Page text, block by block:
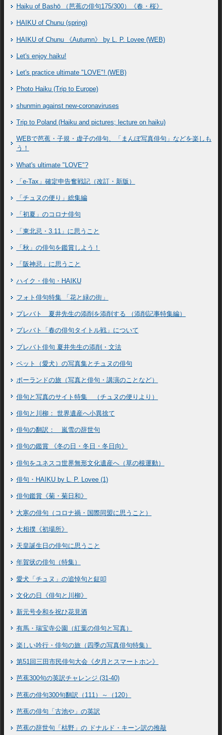
Haiku of Bashō （芭蕉の俳句175/300）《春・桜》
HAIKU of Chunu (spring)
HAIKU of Chunu 《Autumn》 by L. P. Lovee (WEB)
Let's enjoy haiku!
Let's practice ultimate "LOVE"! (WEB)
Photo Haiku (Trip to Europe)
shunmin against new-coronaviruses
Trip to Poland (Haiku and pictures; lecture on haiku)
WEBで芭蕉・子規・虚子の俳句、「まんぽ写真俳句」などを楽しも
う！
What's ultimate "LOVE"?
「e-Tax」確定申告奮戦記（改訂・新版）
「チュヌの便り」総集編
「初夏」のコロナ俳句
「東北忌・3.11」に思うこと
「秋」の俳句を鑑賞しよう！
「阪神忌」に思うこと
ハイク・俳句・HAIKU
フォト俳句特集 「花と緑の街」
プレバト 夏井先生の添削を添削する （添削記事特集編）
プレバト「春の俳句タイトル戦」について
プレバト俳句 夏井先生の添削・文法
ペット（愛犬）の写真集とチュヌの俳句
ポーランドの旅（写真と俳句・講演のことなど）
俳句と写真のサイト特集 （チュヌの便りより）
俳句と川柳： 世界遺産へ小異捨て
俳句の翻訳： 嵐雪の辞世句
俳句の鑑賞 《冬の日・冬日・冬日向》
俳句をユネスコ世界無形文化遺産へ（草の根運動）
俳句・HAIKU by L. P. Lovee (1)
俳句鑑賞《菊・菊日和》
大寒の俳句（コロナ禍・国際同盟に思うこと）
大相撲《初場所》
天皇誕生日の俳句に思うこと
年賀状の俳句（特集）
愛犬「チュヌ」の追悼句と鉦叩
文化の日《俳句と川柳》
新元号令和を祝ひ花見酒
有馬・瑞宝寺公園（紅葉の俳句と写真）
楽しい吟行・俳句の旅（四季の写真俳句特集）
第51回三田市民俳句大会《夕月とスマートホン》
芭蕉300句の英訳チャレンジ (31-40)
芭蕉の俳句300句翻訳（111）～（120）
芭蕉の俳句「古池や」の英訳
芭蕉の辞世句「枯野」の ドナルド・キーン訳の推敲